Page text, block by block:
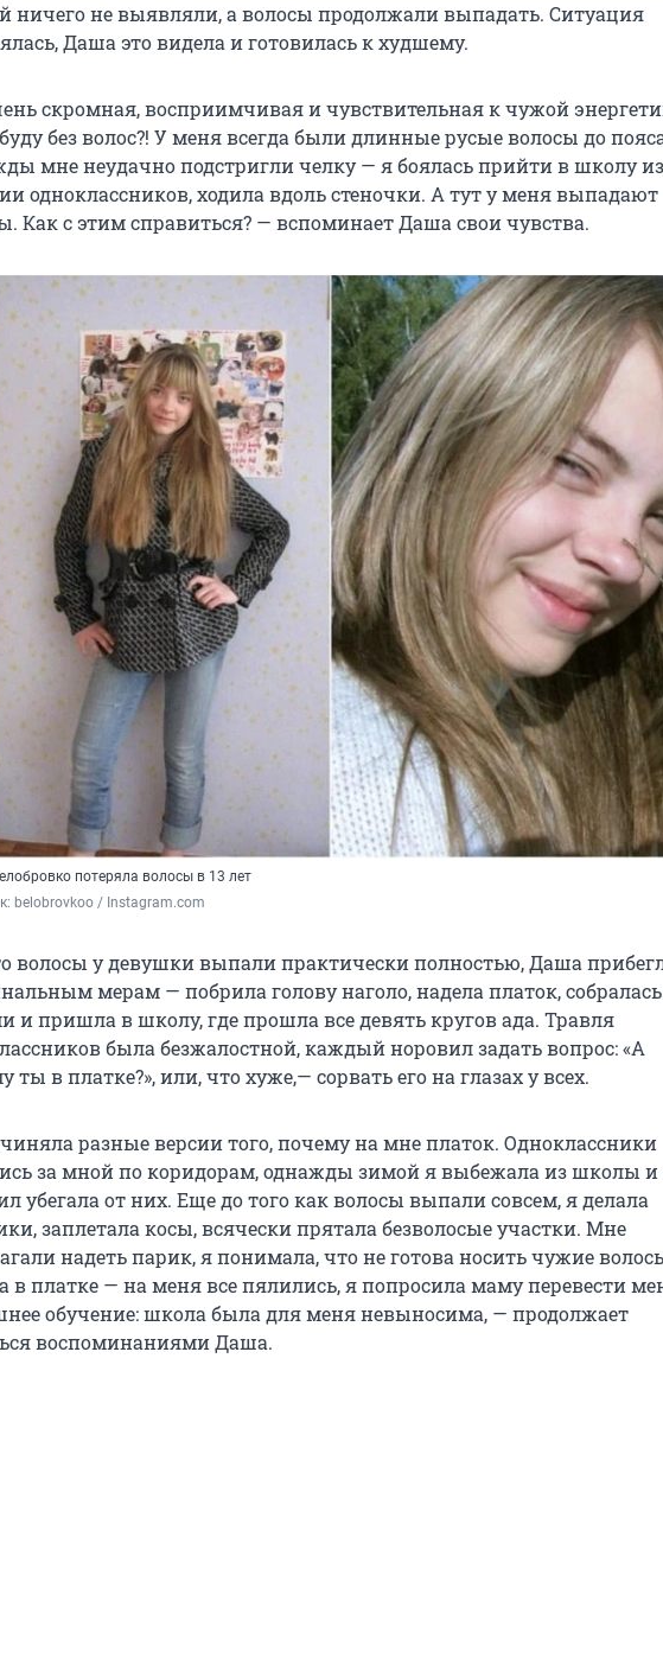
ничего не выявляли, а волосы продолжали выпадать. Ситуация
Даша это видела и готовилась к худшему.
скромная, восприимчивая и чувствительная к чужой
без волос?! У меня всегда были длинные русые волосы до
мне неудачно подстригли челку — я боялась прийти в школу
одноклассников, ходила вдоль стеночки. А тут у меня выпадают
Как с этим справиться? — вспоминает Даша свои чувства.
потеряла волосы в 13 лет
belobrovkoo / Instagram.com
волосы у девушки выпали практически полностью, Даша
мерам — побрила голову наголо, надела платок,
и пришла в школу, где прошла все девять кругов ада. Травля
была безжалостной, каждый норовил задать вопрос: «А
ты в платке?», или, что хуже,— сорвать его на глазах у всех.
разные версии того, почему на мне платок. Одноклассники
за мной по коридорам, однажды зимой я выбежала из школы и
убегала от них. Еще до того как волосы выпали совсем, я делала
заплетала косы, всячески прятала безволосые участки. Мне
надеть парик, я понимала, что не готова носить чужие
в платке — на меня все пялились, я попросила маму перевести
обучение: школа была для меня невыносима, — продолжает
воспоминаниями Даша.